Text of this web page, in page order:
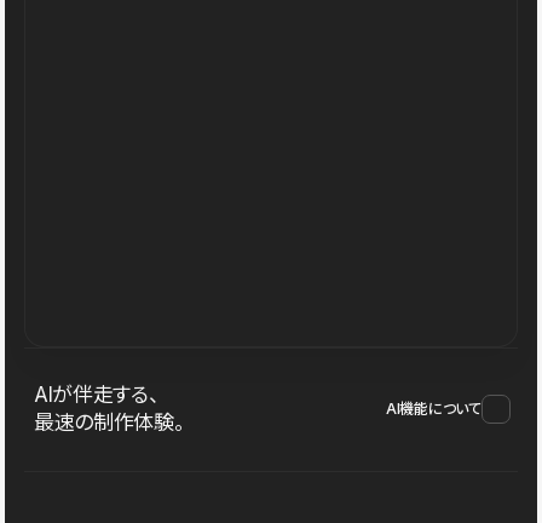
AIが伴走する、
最速の制作体験。
AI機能について